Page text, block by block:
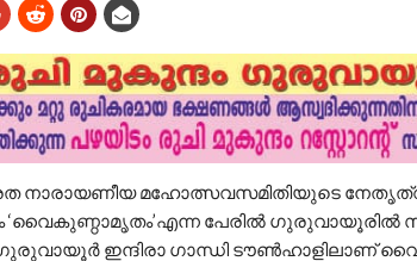
നാരായണീയ മഹോത്സവസമിതിയുടെ
പേരില്‍ ഗുരുവായൂരില്‍
ഇന്ദിരാ ഗാന്ധി ടൗണ്‍ഹാളിലാണ്